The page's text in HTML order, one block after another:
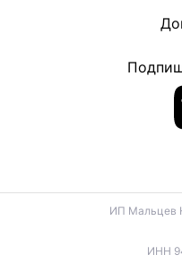
ИП Мальцев
ИНН